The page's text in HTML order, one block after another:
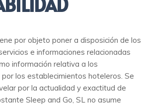
por objeto poner a disposición de los
e informaciones relacionadas
información relativa a los
los establecimientos hoteleros. Se
por la actualidad y exactitud de
Sleep and Go, SL no asume